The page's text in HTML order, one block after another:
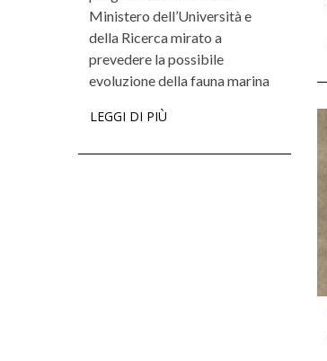
Ministero dell’Università e
della Ricerca mirato a
prevedere la possibile
evoluzione della fauna marina
LEGGI DI PIÙ